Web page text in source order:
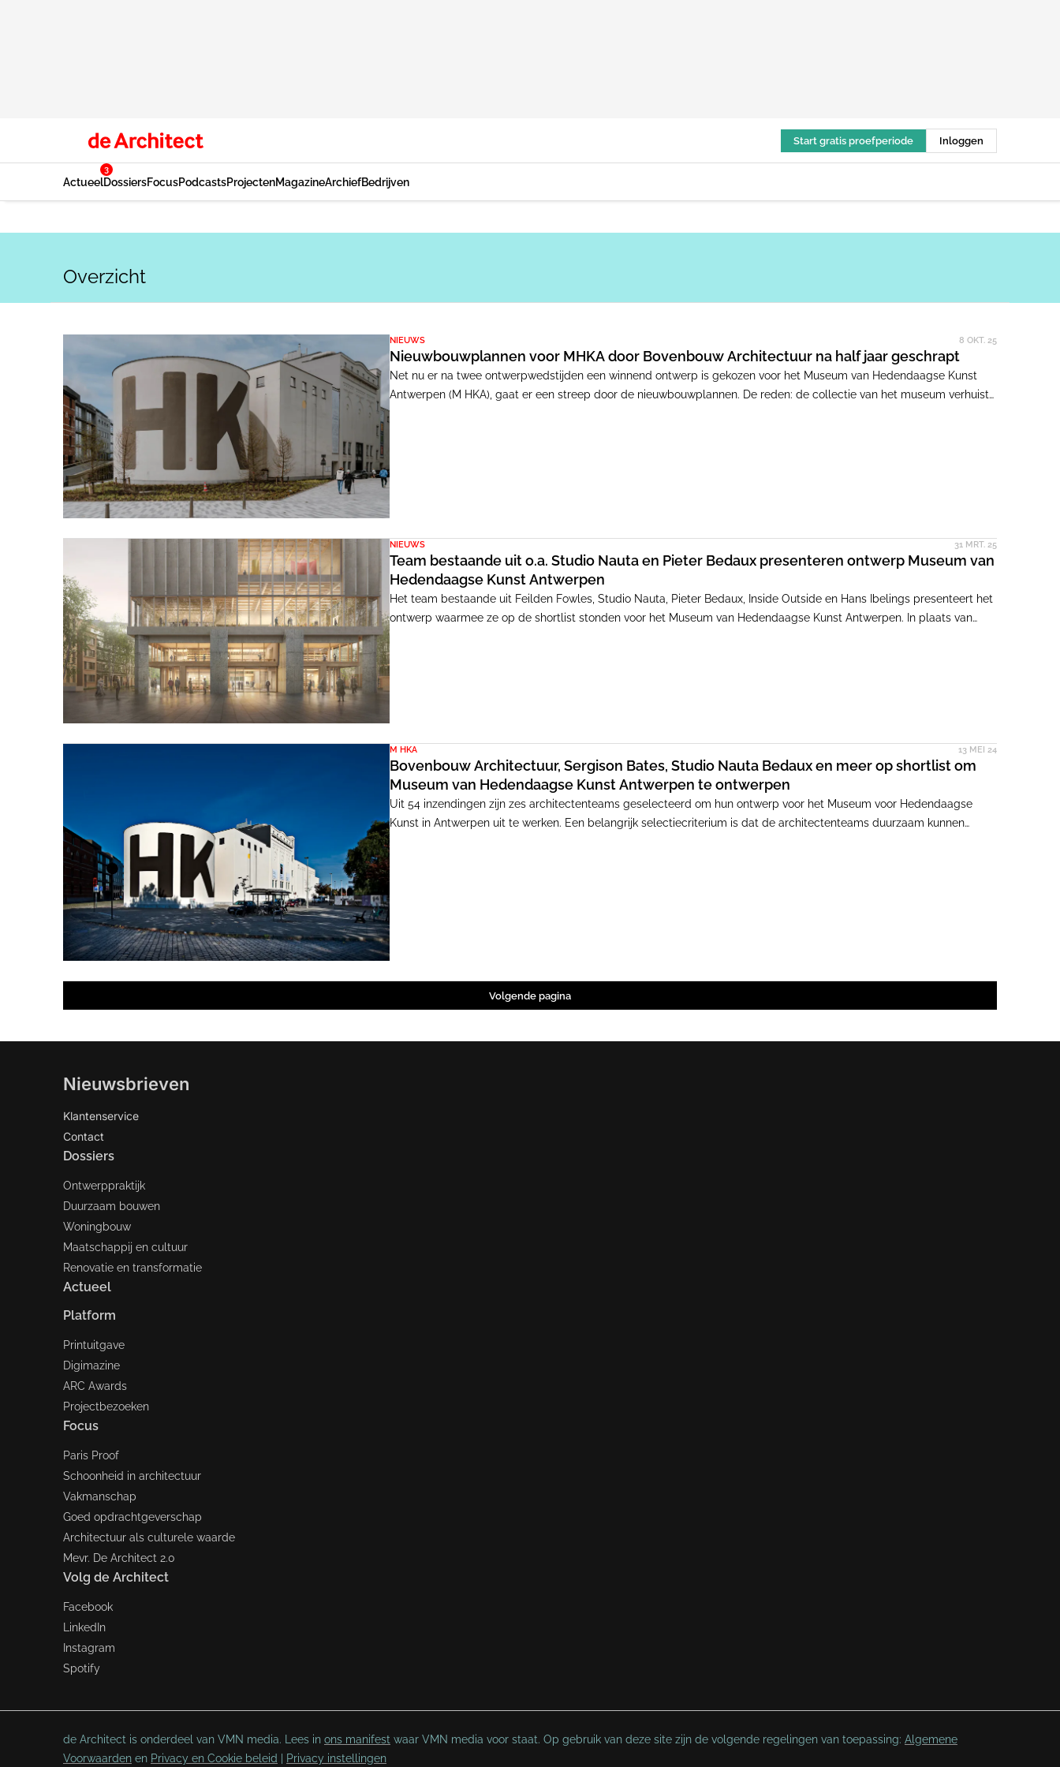
Start gratis proefperiode Inloggen
Actueel
3
DossiersFocusPodcastsProjectenMagazineArchiefBedrijven
Overzicht
NIEUWS 8 OKT. 25
Nieuwbouwplannen voor MHKA door Bovenbouw Architectuur na half jaar geschrapt
Net nu er na twee ontwerpwedstijden een winnend ontwerp is gekozen voor het Museum van Hedendaagse Kunst
Antwerpen (M HKA), gaat er een streep door de nieuwbouwplannen. De reden: de collectie van het museum verhuist
NIEUWS 31 MRT. 25
Team bestaande uit o.a. Studio Nauta en Pieter Bedaux presenteren ontwerp Museum van
Hedendaagse Kunst Antwerpen
Het team bestaande uit Feilden Fowles, Studio Nauta, Pieter Bedaux, Inside Outside en Hans Ibelings presenteert het
ontwerp waarmee ze op de shortlist stonden voor het Museum van Hedendaagse Kunst Antwerpen. In plaats van
M HKA 13 MEI 24
Bovenbouw Architectuur, Sergison Bates, Studio Nauta Bedaux en meer op shortlist om
Museum van Hedendaagse Kunst Antwerpen te ontwerpen
Uit 54 inzendingen zijn zes architectenteams geselecteerd om hun ontwerp voor het Museum voor Hedendaagse
Kunst in Antwerpen uit te werken. Een belangrijk selectiecriterium is dat de architectenteams duurzaam kunnen
Volgende pagina
Nieuwsbrieven
Klantenservice
Contact
Dossiers
Ontwerppraktijk
Duurzaam bouwen
Woningbouw
Maatschappij en cultuur
Renovatie en transformatie
Actueel
Platform
Printuitgave
Digimazine
ARC Awards
Projectbezoeken
Focus
Paris Proof
Schoonheid in architectuur
Vakmanschap
Goed opdrachtgeverschap
Architectuur als culturele waarde
Mevr. De Architect 2.0
Volg de Architect
Facebook
LinkedIn
Instagram
Spotify
de Architect is onderdeel van VMN media. Lees in ons manifest waar VMN media voor staat. Op gebruik van deze site zijn de volgende regelingen van toepassing: Algemene
Voorwaarden en Privacy en Cookie beleid Privacy instellingen